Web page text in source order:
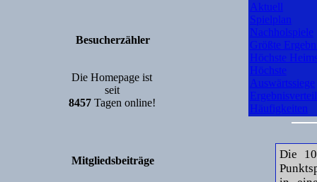
Besucherzähler
Die Homepage ist
seit
8457Tagen online!
Mitgliedsbeiträge
Aktuell
Spielplan
Nachholspiele
Größte
Höchste
Höchste
Auswärtssiege
Häufigkeiten
Die